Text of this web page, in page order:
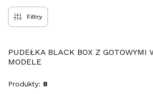
Filtry
PUDEŁKA BLACK BOX Z GOTOWYMI
MODELE
Produkty: 8